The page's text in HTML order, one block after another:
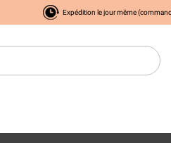
Expédition le jour même